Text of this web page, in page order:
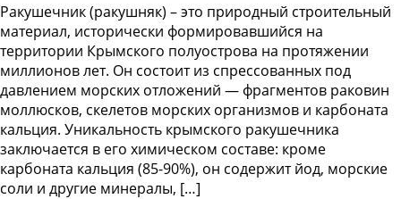
Ракушечник (ракушняк) – это природный строительный
материал, исторически формировавшийся на
территории Крымского полуострова на протяжении
миллионов лет. Он состоит из спрессованных под
давлением морских отложений — фрагментов раковин
моллюсков, скелетов морских организмов и карбоната
кальция. Уникальность крымского ракушечника
заключается в его химическом составе: кроме
карбоната кальция (85-90%), он содержит йод, морские
соли и другие минералы, […]